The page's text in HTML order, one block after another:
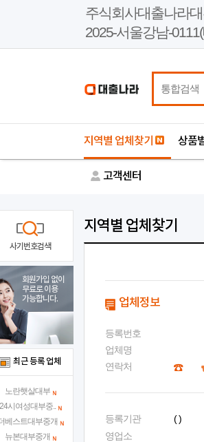
주식회사대출나라
2025-서울강남-
지역별 업체찾기 상품
고객센터
지역별 업체찾기
업체정보
등록번호
업체명
연락처
등록기관
( )
영업소
사기번호검색
회원가입 없이
무료로 이용
가능합니다.
최근 등록 업체
노란햇살대부
시여성대부중..
베스트대부중개
뉴본대부중개